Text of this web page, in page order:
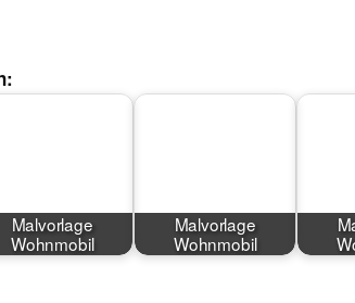
Malvorlage
Wohnmobil
Malvorlage
Wohnmobil